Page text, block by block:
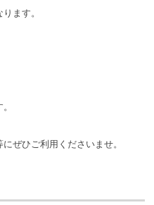
ます。
ぜひご利用くださいませ。